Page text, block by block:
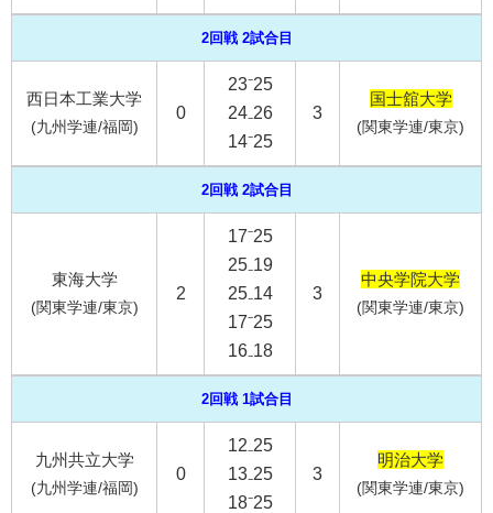
2回戦 2試合目
西日本工業大学
(九州学連/福岡)
0
23⁻25
24₋26
14⁻25
3
国士舘大学
(関東学連/東京)
2回戦 2試合目
東海大学
(関東学連/東京)
2
17⁻25
25₋19
25₋14
17⁻25
16₋18
3
中央学院大学
(関東学連/東京)
2回戦 1試合目
九州共立大学
(九州学連/福岡)
0
12₋25
13₋25
18⁻25
3
明治大学
(関東学連/東京)